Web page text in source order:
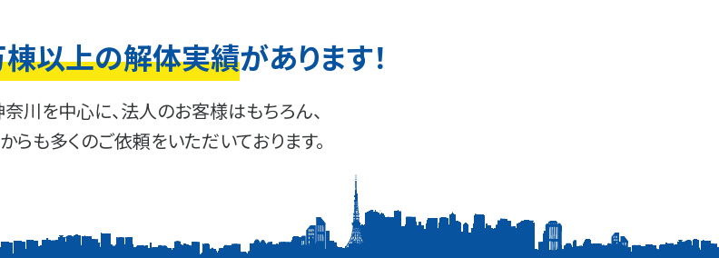
以上の解体実績があります！
奈川を中心に、法人のお客様はもちろん、
らも多くのご依頼をいただいております。